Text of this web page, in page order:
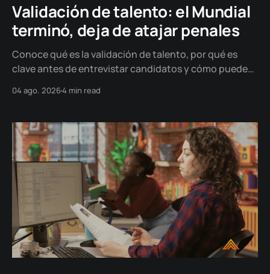
Validación de talento: el Mundial
terminó, deja de atajar penales
Conoce qué es la validación de talento, por qué es
clave antes de entrevistar candidatos y cómo puede
objetivas y basadas en evidencia.
04 ago. 20264 min read